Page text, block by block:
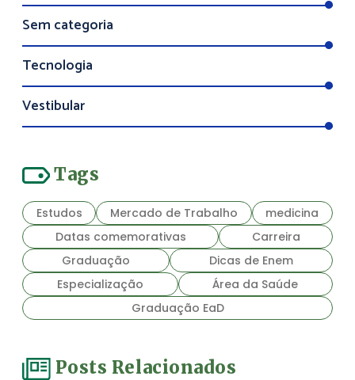
Sem categoria
Tecnologia
Vestibular
Tags
Estudos Mercado de Trabalho
medicina
Datas comemorativas
Carreira
Graduação
Dicas de Enem
Especialização
Área da Saúde
Graduação EaD
Posts Relacionados